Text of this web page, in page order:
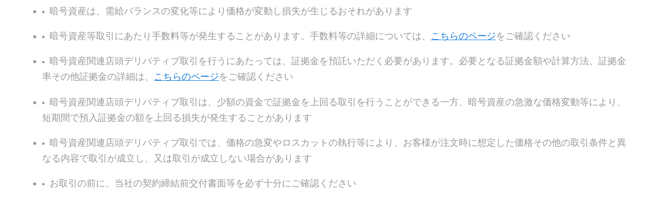
暗号資産は、需給バランスの変化等により価格が変動し損失が生じるおそれがあります
暗号資産等取引にあたり手数料等が発生することがあります。手数料等の詳細については、 こちらのページをご確認ください
暗号資産関連店頭デリバティブ取引を行うにあたっては、証拠金を預託いただく必要があります。必要となる証拠金額や計算方法、証拠金
率その他証拠金の詳細は、 こちらのページをご確認ください
暗号資産関連店頭デリバティブ取引は、少額の資金で証拠金を上回る取引を行うことができる一方、暗号資産の急激な価格変動等により、
短期間で預入証拠金の額を上回る損失が発生することがあります
暗号資産関連店頭デリバティブ取引では、価格の急変やロスカットの執行等により、お客様が注文時に想定した価格その他の取引条件と異
なる内容で取引が成立し、又は取引が成立しない場合があります
お取引の前に、当社の契約締結前交付書⾯等を必ず十分にご確認ください